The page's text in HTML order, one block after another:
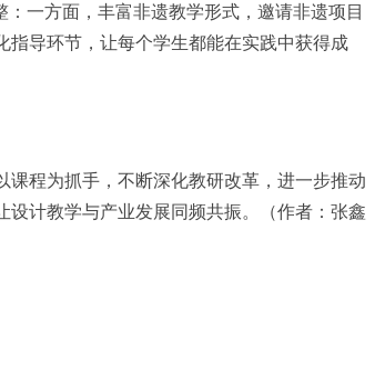
一方面，丰富非遗教学形式，邀请非遗项目
指导环节，让每个学生都能在实践中获得成
程为抓手，不断深化教研改革，进一步推动
计教学与产业发展同频共振。（作者：张鑫